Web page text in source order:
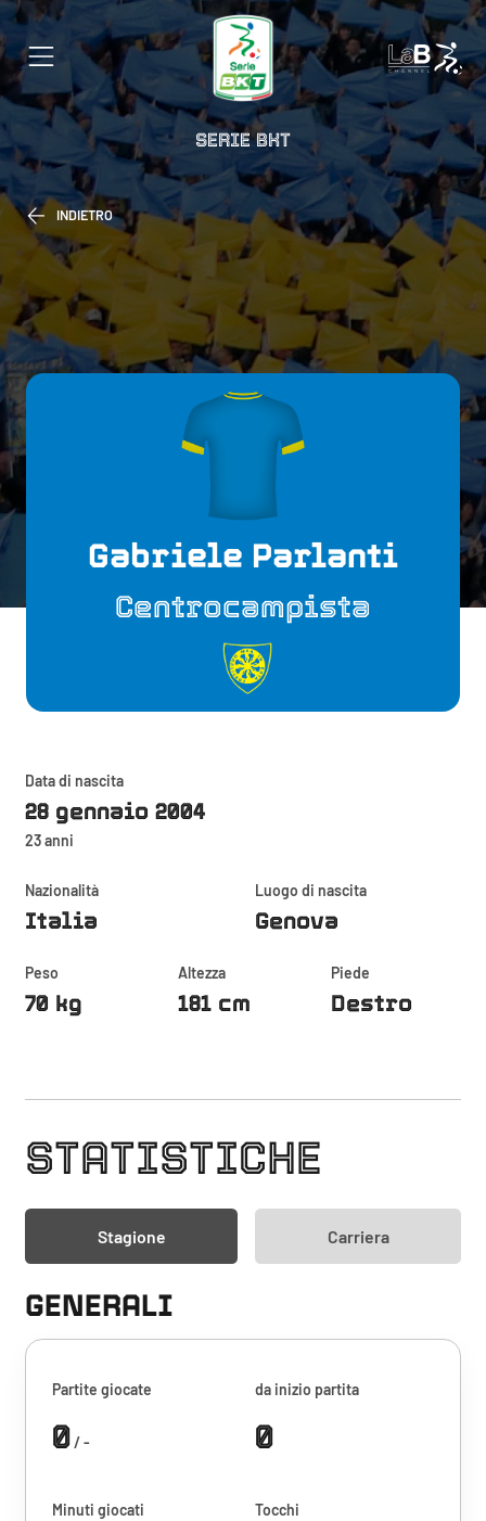
SERIE BKT
INDIETRO
Gabriele Parlanti
Centrocampista
Data di nascita
28 gennaio 2004
23 anni
Nazionalità
Italia
Luogo di nascita
Genova
Peso
70 kg
Altezza
181 cm
Piede
Destro
STATISTICHE
Stagione Carriera
GENERALI
Partite giocate
0/ -
da inizio partita
0
Minuti giocati Tocchi